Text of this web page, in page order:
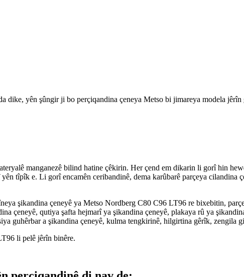
dike, yên şûngir ji bo perçiqandina çeneya Metso bi jimareya modela jêrîn
manganezê bilind hatine çêkirin. Her çend em dikarin li gorî hin
tîpîk e. Li gorî encamên ceribandinê, dema karûbarê parçeya cilandina
şikandina çeneyê ya Metso Nordberg C80 C96 LT96 re bixebitin,
çeneyê, qutiya şafta hejmarî ya şikandina çeneyê, plakaya rû ya
guhêrbar a şikandina çeneyê, kulma tengkirinê, hilgirtina gêrîk, zengila
li pelê jêrîn binêre.